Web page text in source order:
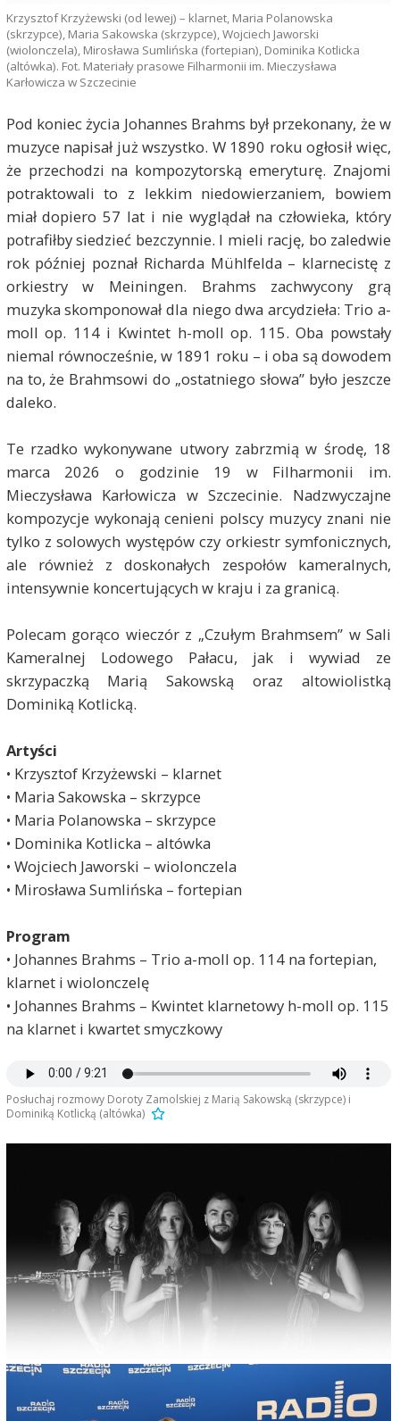
Krzysztof Krzyżewski (od lewej) – klarnet, Maria Polanowska
(skrzypce), Maria Sakowska (skrzypce), Wojciech Jaworski
(wiolonczela), Mirosława Sumlińska (fortepian), Dominika Kotlicka
(altówka). Fot. Materiały prasowe Filharmonii im. Mieczysława
Karłowicza w Szczecinie
Pod koniec życia Johannes Brahms był przekonany, że w
muzyce napisał już wszystko. W 1890 roku ogłosił więc,
że przechodzi na kompozytorską emeryturę. Znajomi
potraktowali to z lekkim niedowierzaniem, bowiem
miał dopiero 57 lat i nie wyglądał na człowieka, który
potrafiłby siedzieć bezczynnie. I mieli rację, bo zaledwie
rok później poznał Richarda Mühlfelda – klarnecistę z
orkiestry w Meiningen. Brahms zachwycony grą
muzyka skomponował dla niego dwa arcydzieła: Trio a-
moll op. 114 i Kwintet h-moll op. 115. Oba powstały
niemal równocześnie, w 1891 roku – i oba są dowodem
na to, że Brahmsowi do „ostatniego słowa” było jeszcze
daleko.
Te rzadko wykonywane utwory zabrzmią w środę, 18
marca 2026 o godzinie 19 w Filharmonii im.
Mieczysława Karłowicza w Szczecinie. Nadzwyczajne
kompozycje wykonają cenieni polscy muzycy znani nie
tylko z solowych występów czy orkiestr symfonicznych,
ale również z doskonałych zespołów kameralnych,
intensywnie koncertujących w kraju i za granicą.
Polecam gorąco wieczór z „Czułym Brahmsem” w Sali
Kameralnej Lodowego Pałacu, jak i wywiad ze
skrzypaczką Marią Sakowską oraz altowiolistką
Dominiką Kotlicką.
Artyści
• Krzysztof Krzyżewski – klarnet
• Maria Sakowska – skrzypce
• Maria Polanowska – skrzypce
• Dominika Kotlicka – altówka
• Wojciech Jaworski – wiolonczela
• Mirosława Sumlińska – fortepian
Program
• Johannes Brahms – Trio a-moll op. 114 na fortepian,
klarnet i wiolonczelę
• Johannes Brahms – Kwintet klarnetowy h-moll op. 115
na klarnet i kwartet smyczkowy
Posłuchaj rozmowy Doroty Zamolskiej z Marią Sakowską (skrzypce) i
Dominiką Kotlicką (altówka)